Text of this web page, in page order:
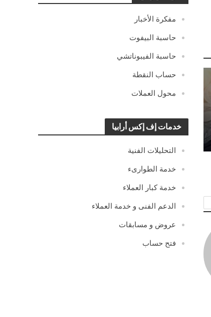
مفكرة الأخبار
حاسبة البيفوت
حاسبة الفيبوناتشي
حساب النقطة
محول العملات
خدمات إف إكس أرابيا
التحليلات الفنية
خدمة الطوارىء
خدمة كبار العملاء
الدعم الفنى و خدمة العملاء
عروض و مسابقات
فتح حساب